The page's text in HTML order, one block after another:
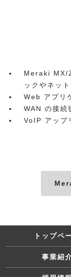
Meraki MX/
ックやネッ
Web アプリ
WAN の接続
VoIP アップ
トップペ
事業紹